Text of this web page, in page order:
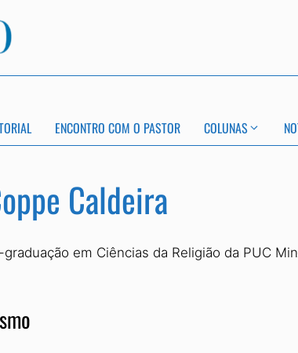
ENCONTRO COM O PASTOR COLUNAS
Caldeira
em Ciências da Religião da PUC